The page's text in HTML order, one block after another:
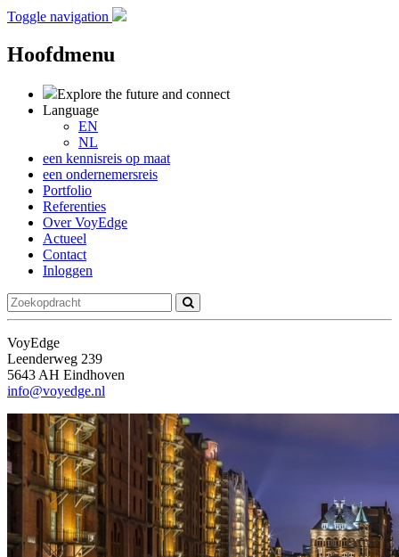
Toggle navigation
Hoofdmenu
Explore the future and connect
Language
EN
NL
een kennisreis op maat
een ondernemersreis
Portfolio
Referenties
Over VoyEdge
Actueel
Contact
Inloggen
VoyEdge
Leenderweg 239
5643 AH Eindhoven
info@voyedge.nl